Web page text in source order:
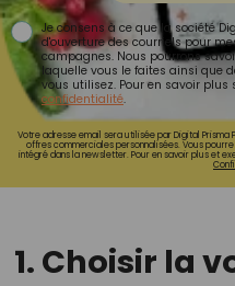
Je consens à ce que la société
d'ouverture des courriels pour
campagnes. Nous pourrons
laquelle vous le faites ainsi que
vous utilisez. Pour en savoir plus
confidentialité.
Votre adresse email sera utilisée par Digital
offres commerciales personnalisées. Vous
intégré dans la newsletter. Pour en savoir plus et
1. Choisir la